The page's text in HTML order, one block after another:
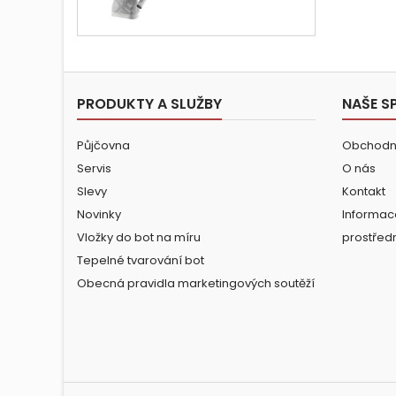
PRODUKTY A SLUŽBY
Půjčovna
Servis
Slevy
Novinky
Vložky do bot na míru
Tepelné tvarování bot
Obecná pravidla marketingových soutěží
NAŠE
O nás
Kontakt